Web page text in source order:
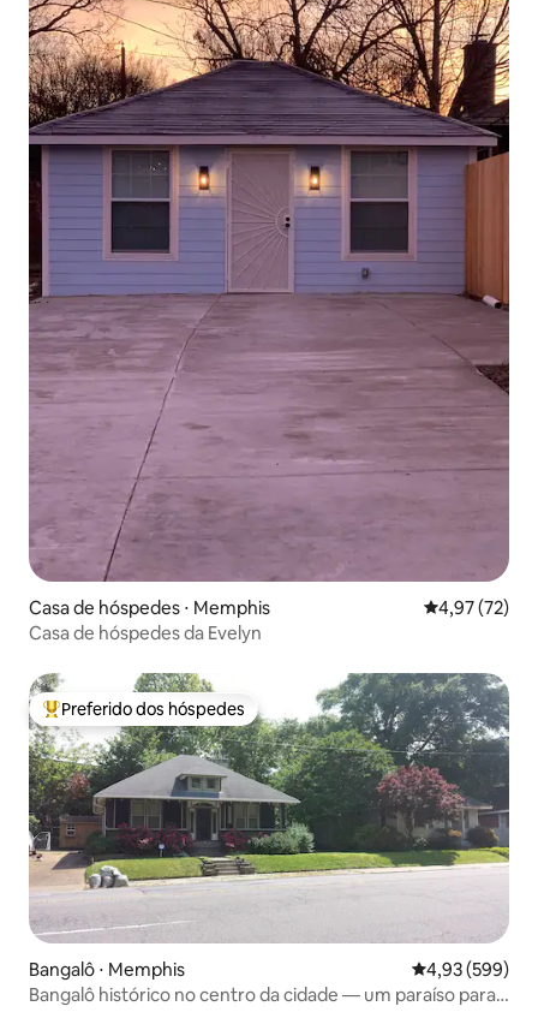
Casa de hóspedes ⋅ Memphis 4,97 de uma
4,97 (72)
Casa de hóspedes da Evelyn
Entre os melhores preferidos dos hóspedes
Preferido dos hóspedes
Bangalô ⋅ Memphis 4,93 de uma
4,93 (599)
Bangalô histórico no centro da cidade — um paraíso para